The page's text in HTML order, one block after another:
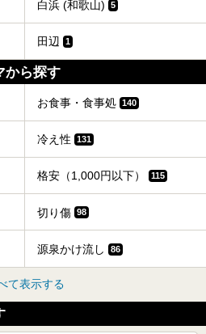
白浜 (和歌山) 5
田辺 1
から探す
お食事・食事処 140
冷え性 131
格安（1,000円以下） 115
切り傷 98
源泉かけ流し 86
て表示する